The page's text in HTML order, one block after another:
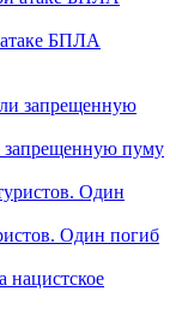
БПЛА
запрещенную пуму
Один погиб